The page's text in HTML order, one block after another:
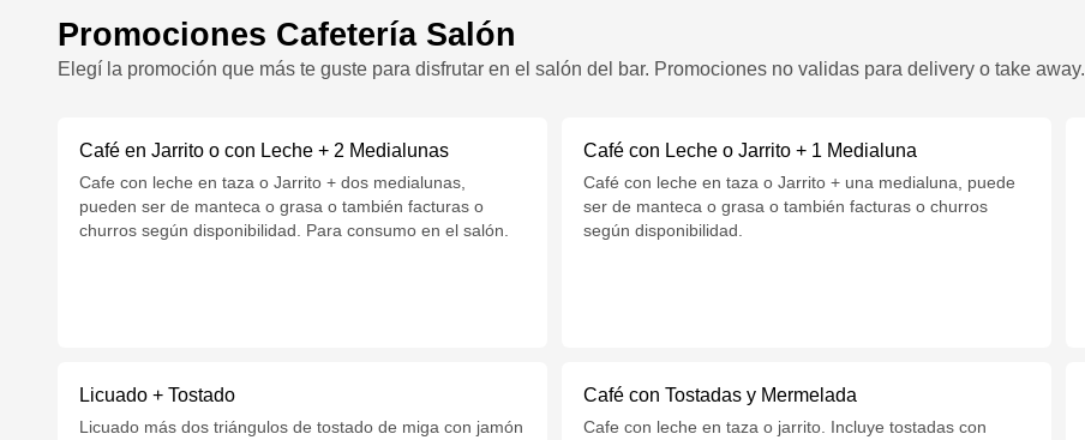
Promociones Cafetería Salón
Elegí la promoción que más te guste para disfrutar en el salón del bar. Promociones no validas para delivery o take away.
Café en Jarrito o con Leche + 2 Medialunas
Cafe con leche en taza o Jarrito + dos medialunas,
pueden ser de manteca o grasa o también facturas o
churros según disponibilidad. Para consumo en el salón.
Café con Leche o Jarrito + 1 Medialuna
Café con leche en taza o Jarrito + una medialuna, puede
ser de manteca o grasa o también facturas o churros
según disponibilidad.
Licuado + Tostado
Licuado más dos triángulos de tostado de miga con jamón
Café con Tostadas y Mermelada
Cafe con leche en taza o jarrito. Incluye tostadas con